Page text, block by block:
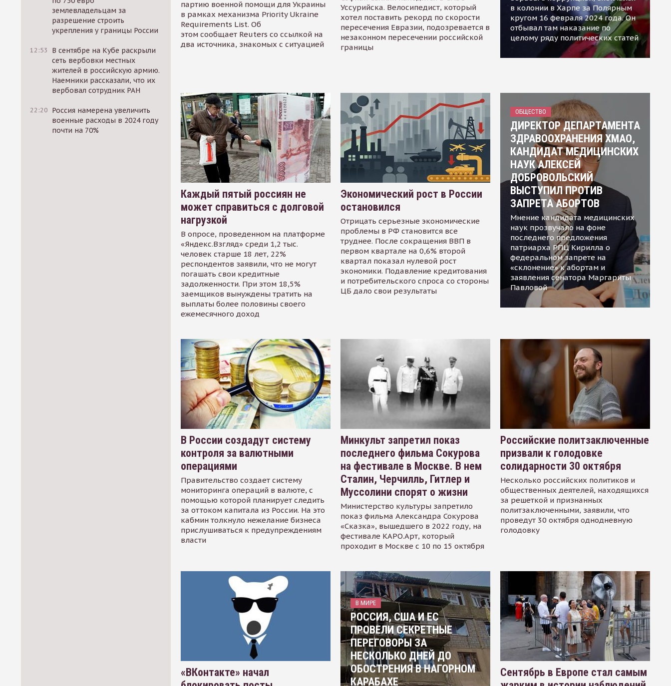
землевладельцам за
разрешение строить
укрепления у границы России
12:53
В сентябре на Кубе раскрыли
сеть вербовки местных
жителей в российскую армию.
Наемники рассказали, что их
вербовал сотрудник РАН
22:20 Россия намерена увеличить
военные расходы в 2024 году
почти на 70%
партию военной помощи для Украины
в рамках механизма Priority Ukraine
Requirements List. Об
этом сообщает Reuters со ссылкой на
два источника, знакомых с ситуацией
Уссурийска. Велосипедист, который
хотел поставить рекорд по скорости
пересечения Евразии, подозревается в
незаконном пересечении российской
границы
в колонии в Харпе за Полярным
кругом 16 февраля 2024 года. Он
отбывал там наказание по
целому ряду политических статей
Каждый пятый россиян не
может справиться с долговой
нагрузкой
В опросе, проведенном на платформе
«Яндекс.Взгляд» среди 1,2 тыс.
человек старше 18 лет, 22%
респондентов заявили, что не могут
погашать свои кредитные
задолженности. При этом 18,5%
заемщиков вынуждены тратить на
выплаты более половины своего
ежемесячного доход
Экономический рост в России
остановился
Отрицать серьезные экономические
проблемы в РФ становится все
труднее. После сокращения ВВП в
первом квартале на 0,6% второй
квартал показал нулевой рост
экономики. Подавление кредитования
и потребительского спроса со стороны
ЦБ дало свои результаты
ОБЩЕСТВО
ДИРЕКТОР ДЕПАРТАМЕНТА
ЗДРАВООХРАНЕНИЯ ХМАО,
КАНДИДАТ МЕДИЦИНСКИХ
НАУК АЛЕКСЕЙ
ДОБРОВОЛЬСКИЙ
ВЫСТУПИЛ ПРОТИВ
ЗАПРЕТА АБОРТОВ
Мнение кандидата медицинских
наук прозвучало на фоне
последнего предложения
патриарха РПЦ Кирилла о
федеральном запрете на
«склонение» к абортам и
заявления сенатора Маргариты
Павловой
В России создадут систему
контроля за валютными
операциями
Правительство создает систему
мониторинга операций в валюте, с
помощью которой планирует следить
за оттоком капитала из России. На это
кабмин толкнуло нежелание бизнеса
прислушиваться к предупреждениям
власти
Минкульт запретил показ
последнего фильма Сокурова
на фестивале в Москве. В нем
Сталин, Черчилль, Гитлер и
Муссолини спорят о жизни
Министерство культуры запретило
показ фильма Александра Сокурова
«Сказка», вышедшего в 2022 году, на
фестивале КАРО.Арт, который
проходит в Москве с 10 по 15 октября
Российские политзаключенные
призвали к голодовке
солидарности 30 октября
Несколько российских политиков и
общественных деятелей, находящихся
за решеткой и признанных
политзаключенными, заявили, что
проведут 30 октября однодневную
голодовку
«ВКонтакте» начал
В МИРЕ
РОССИЯ, США И ЕС
ПРОВЕЛИ СЕКРЕТНЫЕ
ПЕРЕГОВОРЫ ЗА
НЕСКОЛЬКО ДНЕЙ ДО
ОБОСТРЕНИЯ В НАГОРНОМ
КАРАБАХЕ
Сентябрь в Европе стал самым